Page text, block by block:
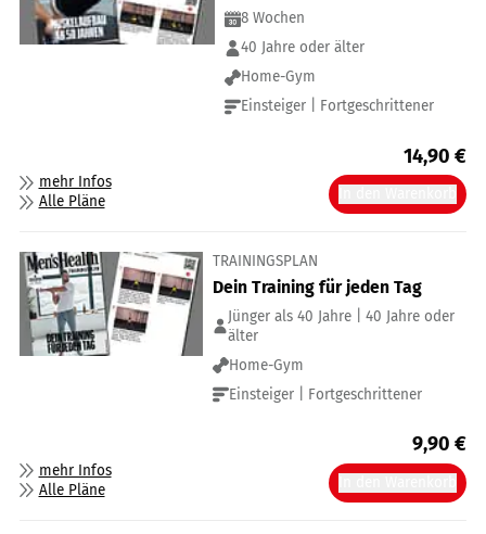
8 Wochen
40 Jahre oder älter
Home-Gym
Einsteiger | Fortgeschrittener
mehr Infos
Alle Pläne
14,90 €
TRAININGSPLAN
Dein Training für jeden Tag
Jünger als 40 Jahre | 40 Jahre oder
älter
Home-Gym
Einsteiger | Fortgeschrittener
mehr Infos
Alle Pläne
9,90 €